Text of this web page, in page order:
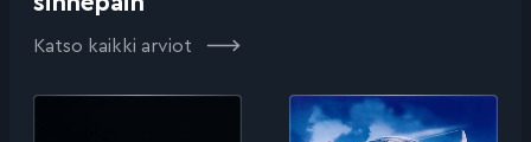
Katso kaikki arviot